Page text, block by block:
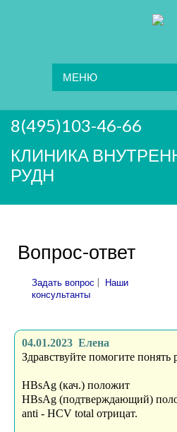
МЕНЮ
8(495)103-46-66
КЛИНИКА
РУДН
Вопрос-ответ
Задать вопрос
Наши
консультанты
04.01.2023 Елена
Здравствуйте помогите понять
HBsAg (кач.) положит
HBsAg (подтверждающий)
anti - HCV total отрицат.